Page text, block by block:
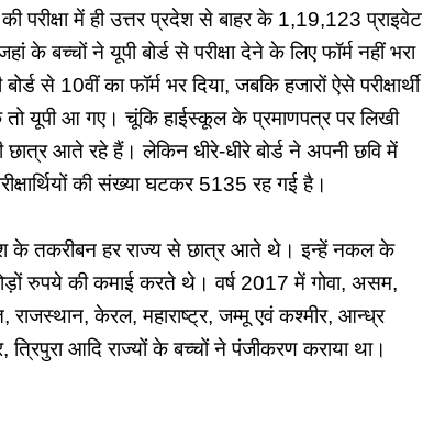
परीक्षा में ही उत्तर प्रदेश से बाहर के 1,19,123 प्राइवेट
बच्चों ने यूपी बोर्ड से परीक्षा देने के लिए फॉर्म नहीं भरा
से 10वीं का फॉर्म भर दिया, जबकि हजारों ऐसे परीक्षार्थी
तो यूपी आ गए। चूंकि हाईस्कूल के प्रमाणपत्र पर लिखी
छात्र आते रहे हैं। लेकिन धीरे-धीरे बोर्ड ने अपनी छवि में
की संख्या घटकर 5135 रह गई है।
के तकरीबन हर राज्य से छात्र आते थे। इन्हें नकल के
रुपये की कमाई करते थे। वर्ष 2017 में गोवा, असम,
राजस्थान, केरल, महाराष्ट्र, जम्मू एवं कश्मीर, आन्ध्र
आदि राज्यों के बच्चों ने पंजीकरण कराया था।